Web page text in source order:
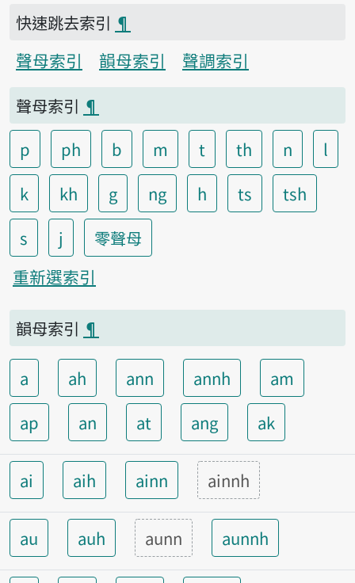
快速跳去索引 ¶
聲母索引
韻母索引
聲調索引
聲母索引 ¶
p
ph b m t th n
l
k
kh g ng h ts
tsh
s
j
零聲母
重新選索引
韻母索引 ¶
a ah ann annh
am
ap
an at ang ak
ai aih ainn ainnh
au auh aunn aunnh